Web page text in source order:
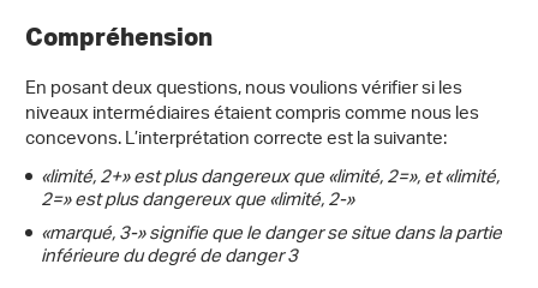
Compréhension
En posant deux questions, nous voulions vérifier si les
niveaux intermédiaires étaient compris comme nous les
concevons. L’interprétation correcte est la suivante:
«limité, 2+» est plus dangereux que «limité, 2=», et «limité,
2=» est plus dangereux que «limité, 2-»
«marqué, 3-» signifie que le danger se situe dans la partie
inférieure du degré de danger 3